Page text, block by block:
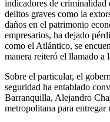
indicadores de criminalidad
delitos graves como la
daños en el patrimonio
empresarios, ha dejado
como el Atlántico, se
manera reiteró el llamado a
Sobre el particular, el
seguridad ha entablado
Barranquilla, Alejandro
metropolitana para entregar